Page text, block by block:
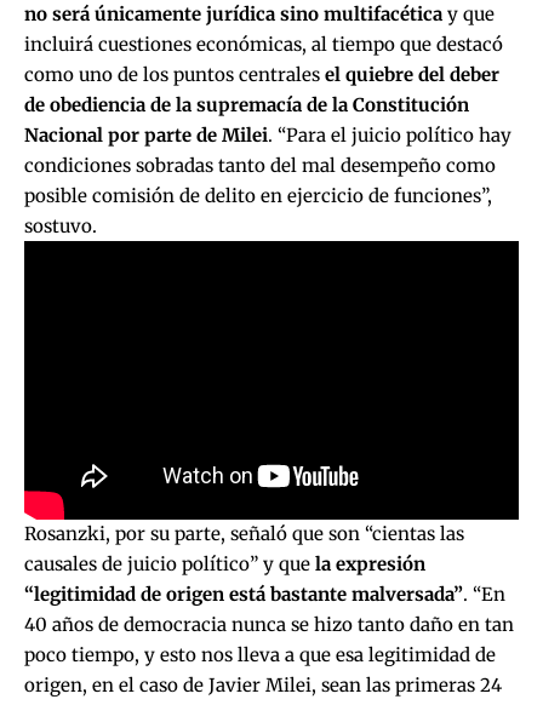
no será únicamente jurídica sino multifacética y que
incluirá cuestiones económicas, al tiempo que destacó
como uno de los puntos centrales el quiebre del deber
de obediencia de la supremacía de la Constitución
Nacional por parte de Milei. “Para el juicio político hay
condiciones sobradas tanto del mal desempeño como
posible comisión de delito en ejercicio de funciones”,
sostuvo.
Rosanzki, por su parte, señaló que son “cientas las
causales de juicio político” y que la expresión
“legitimidad de origen está bastante malversada”. “En
40 años de democracia nunca se hizo tanto daño en tan
poco tiempo, y esto nos lleva a que esa legitimidad de
origen, en el caso de Javier Milei, sean las primeras 24